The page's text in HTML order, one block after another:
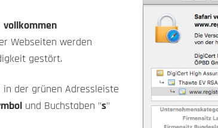
vollkommen
Webseiten werden
gestört.
der grünen Adressleiste
und Buchstaben "s"